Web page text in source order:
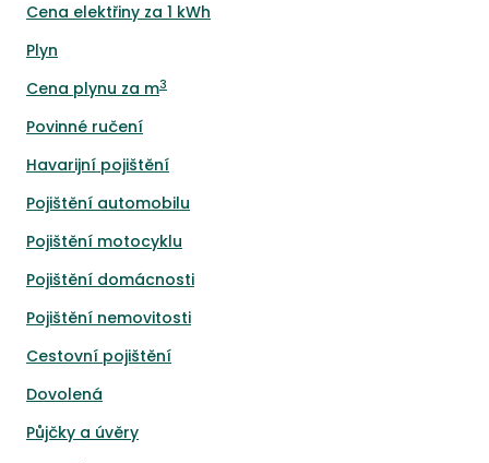
Cena elektřiny za 1 kWh
Plyn
Cena plynu za m3
Povinné ručení
Havarijní pojištění
Pojištění automobilu
Pojištění motocyklu
Pojištění domácnosti
Pojištění nemovitosti
Cestovní pojištění
Dovolená
Půjčky a úvěry